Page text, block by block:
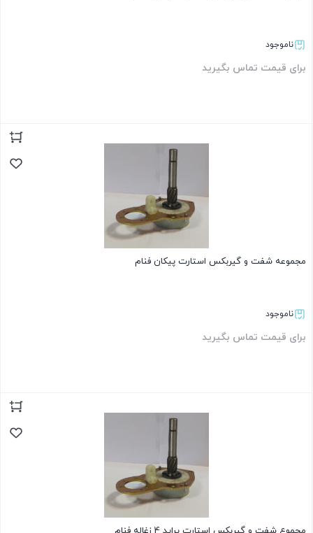
ناموجود
برای قیمت تماس بگیرید
مجموعه شفت و گیربکس استارت پیکان فنام
ناموجود
برای قیمت تماس بگیرید